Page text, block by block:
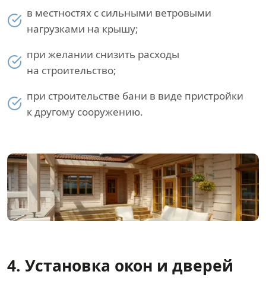
в местностях с сильными ветровыми
нагрузками на крышу;
при желании снизить расходы
на строительство;
при строительстве бани в виде пристройки
к другому сооружению.
4. Установка окон и дверей